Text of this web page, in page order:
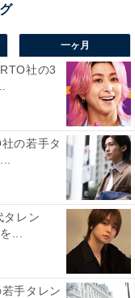
いし、食事の代わ
一ヶ月
社の3
の若手タ
タレン
...
手タレン